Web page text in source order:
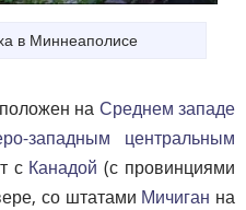
в Миннеаполисе
на Среднем западе
западным центральным
с Канадой (с провинциями
со штатами Мичиган на